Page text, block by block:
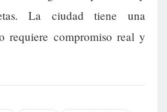
La ciudad tiene una
requiere compromiso real y